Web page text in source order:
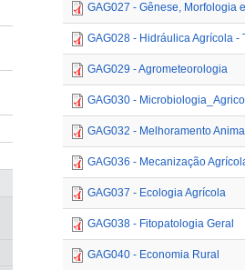
GAG027 - Gênese, Morfologia
GAG028 - Hidráulica Agrícola -
GAG029 - Agrometeorologia
GAG030 -
GAG032 - Melhoramento Animal
GAG036 - Mecanização
GAG037 - Ecologia Agrícola
GAG038 - Fitopatologia Geral
GAG040 - Economia Rural